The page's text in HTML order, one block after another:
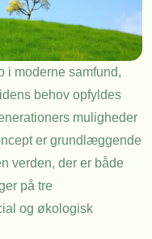
i moderne samfund,
behov opfyldes
muligheder
er grundlæggende
verden, der er både
på tre
og økologisk